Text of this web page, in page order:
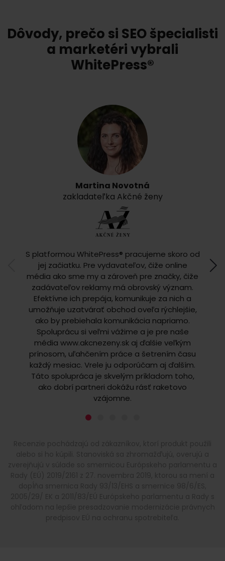
Dôvody, prečo si SEO špecialisti
a marketéri vybrali
WhitePress®
Martina Novotná
zakladateľka Akčné ženy
S platformou WhitePress® pracujeme skoro od
jej začiatku. Pre vydavateľov, čiže online
média ako sme my a zároveň pre značky, čiže
zadávateľov reklamy má obrovský význam.
Efektívne ich prepája, komunikuje za nich a
umožňuje uzatvárať obchod oveľa rýchlejšie,
ako by prebiehala komunikácia napriamo.
Spoluprácu si veľmi vážime a je pre naše
média www.akcnezeny.sk aj ďalšie veľkým
prínosom, uľahčením práce a šetrením času
každý mesiac. Vrele ju odporúčam aj ďalším.
Táto spolupráca je skvelým príkladom toho,
ako dobrí partneri dokážu rásť raketovo
vzájomne.